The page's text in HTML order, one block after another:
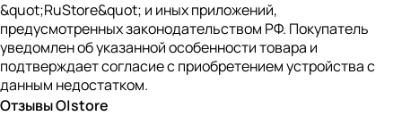
&quot;RuStore&quot; и иных приложений,
предусмотренных законодательством РФ. Покупатель
уведомлен об указанной особенности товара и
подтверждает согласие с приобретением устройства с
данным недостатком.
Отзывы O|store